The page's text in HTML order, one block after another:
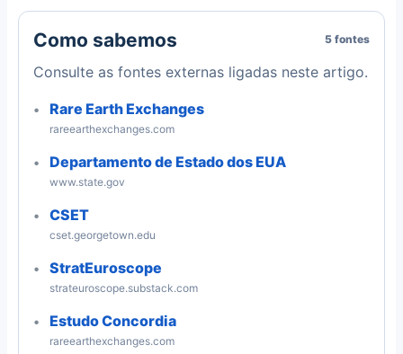
Como sabemos 5 fontes
Consulte as fontes externas ligadas neste artigo.
Rare Earth Exchanges
rareearthexchanges.com
Departamento de Estado dos EUA
www.state.gov
CSET
cset.georgetown.edu
StratEuroscope
strateuroscope.substack.com
Estudo Concordia
rareearthexchanges.com